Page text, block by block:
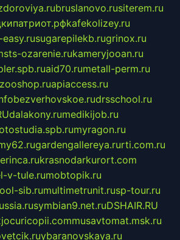
bruslanovo.rusiterem.ru
kafekolizey.ru
sugarepilekb.rugrinox.ru
ozarenie.rukameryjooan.ru
aid70.rumetall-perm.ru
apiaccess.ru
bezverhovskoe.rudrsschool.ru
dalakony.rumedikijob.ru
myragon.ru
gardengallereya.rurti.com.ru
krasnodarkurort.com
v-tule.rumobtopik.ru
sib.rumultimetrunit.rusp-tour.ru
symbian9.net.ruDSHAIR.RU
musavtomat.msk.ru
ybaranovskaya.ru